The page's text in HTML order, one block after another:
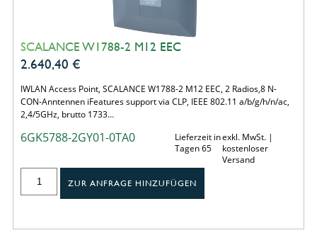
SCALANCE W1788-2 M12 EEC
2.640,40 €
IWLAN Access Point, SCALANCE W1788-2 M12 EEC, 2 Radios,8 N-
CON-Anntennen iFeatures support via CLP, IEEE 802.11 a/b/g/h/n/ac,
2,4/5GHz, brutto 1733…
6GK5788-2GY01-0TA0
Lieferzeit in
Tagen 65
exkl. MwSt. |
kostenloser
Versand
ZUR ANFRAGE HINZUFÜGEN